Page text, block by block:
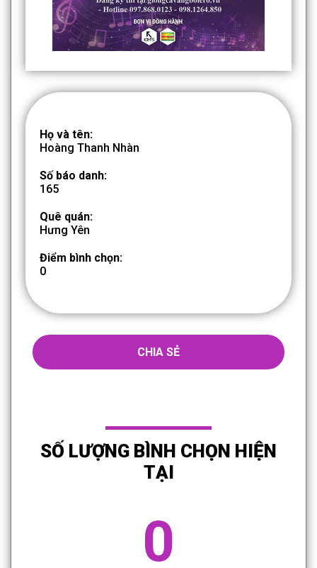
Họ và tên:
Hoàng Thanh Nhàn
Số báo danh:
165
Quê quán:
Hưng Yên
Điểm bình chọn:
0
CHIA SẺ
SỐ LƯỢNG BÌNH CHỌN HIỆN
TẠI
0